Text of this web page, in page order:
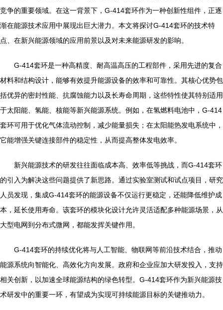
竞争的重要领域。在这一背景下，G-414套环作为一种创新性组件，正逐
渐在能源技术应用中展现出巨大潜力。本文将探讨G-414套环的技术特
点、在新兴能源领域的应用前景以及对未来能源研发的影响。
G-414套环是一种高精度、耐高温高压的工程部件，采用先进的复合
材料和结构设计，能够有效提升能源设备的效率和可靠性。其核心优势包
括优异的密封性能、抗腐蚀能力以及长寿命周期，这些特性使其特别适用
于太阳能、氢能、核能等新兴能源系统。例如，在氢燃料电池中，G-414
套环可用于优化气体流动控制，减少能量损失；在太阳能热发电系统中，
它能增强关键连接部件的稳定性，从而提高整体发电效率。
新兴能源技术的研发往往面临成本高、效率低等挑战，而G-414套环
的引入为解决这些问题提供了新思路。通过实验室测试和试点项目，研究
人员发现，集成G-414套环的能源设备不仅运行更稳定，还能降低维护成
本，延长使用寿命。该套环的模块化设计允许灵活适配多种能源场景，从
大型电网到分布式微网，都能发挥关键作用。
G-414套环的持续优化将与人工智能、物联网等前沿技术结合，推动
能源系统向智能化、高效化方向发展。政府和企业应加大研发投入，支持
相关创新，以加速全球能源结构的绿色转型。G-414套环作为新兴能源技
术研发中的重要一环，有望成为实现可持续能源目标的关键推动力。